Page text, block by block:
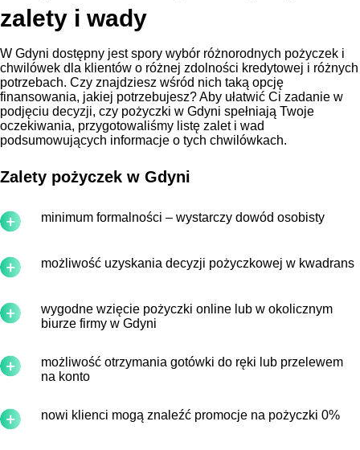
zalety i wady
W Gdyni dostępny jest spory wybór różnorodnych pożyczek i
chwilówek dla klientów o różnej zdolności kredytowej i różnych
potrzebach. Czy znajdziesz wśród nich taką opcję
finansowania, jakiej potrzebujesz? Aby ułatwić Ci zadanie w
podjęciu decyzji, czy pożyczki w Gdyni spełniają Twoje
oczekiwania, przygotowaliśmy listę zalet i wad
podsumowujących informacje o tych chwilówkach.
Zalety pożyczek w Gdyni
minimum formalności – wystarczy dowód osobisty
możliwość uzyskania decyzji pożyczkowej w kwadrans
wygodne wzięcie pożyczki online lub w okolicznym
biurze firmy w Gdyni
możliwość otrzymania gotówki do ręki lub przelewem
na konto
nowi klienci mogą znaleźć promocje na pożyczki 0%